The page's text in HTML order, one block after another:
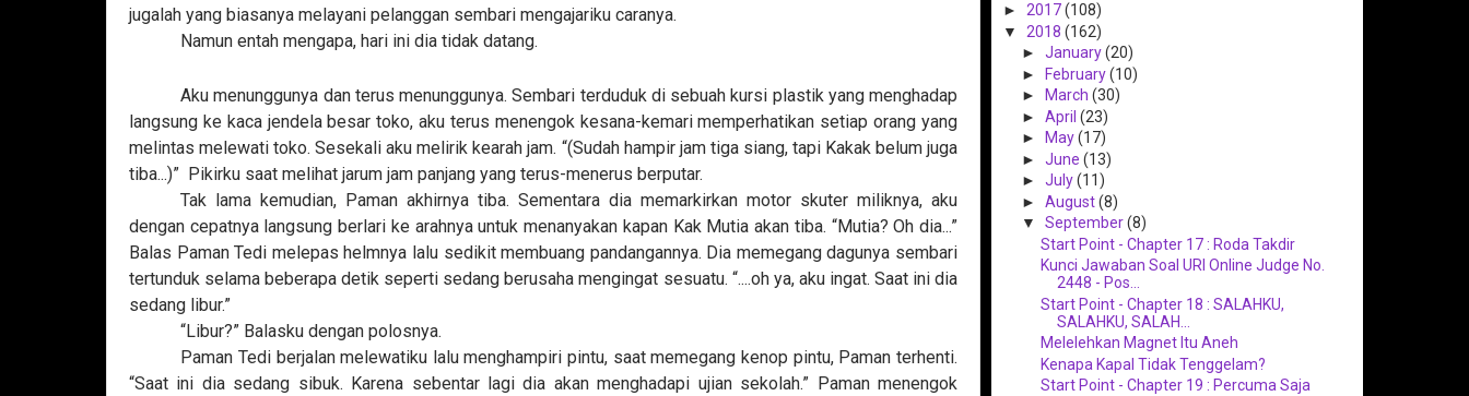
jugalah yang biasanya melayani pelanggan sembari mengajariku caranya.
Namun entah mengapa, hari ini dia tidak datang.
Aku menunggunya dan terus menunggunya. Sembari terduduk di sebuah kursi plastik yang menghadap
langsung ke kaca jendela besar toko, aku terus menengok kesana-kemari memperhatikan setiap orang yang
melintas melewati toko. Sesekali aku melirik kearah jam. “(Sudah hampir jam tiga siang, tapi Kakak belum juga
tiba...)” Pikirku saat melihat jarum jam panjang yang terus-menerus berputar.
Tak lama kemudian, Paman akhirnya tiba. Sementara dia memarkirkan motor skuter miliknya, aku
dengan cepatnya langsung berlari ke arahnya untuk menanyakan kapan Kak Mutia akan tiba. “Mutia? Oh dia...”
Balas Paman Tedi melepas helmnya lalu sedikit membuang pandangannya. Dia memegang dagunya sembari
tertunduk selama beberapa detik seperti sedang berusaha mengingat sesuatu. “....oh ya, aku ingat. Saat ini dia
sedang libur.”
“Libur?” Balasku dengan polosnya.
Paman Tedi berjalan melewatiku lalu menghampiri pintu, saat memegang kenop pintu, Paman terhenti.
“Saat ini dia sedang sibuk. Karena sebentar lagi dia akan menghadapi ujian sekolah.” Paman menengok
► 2017(108)
▼ 2018 (162)
► January(20)
► February(10)
►
March (30)
► April (23)
►
May(17)
► June (13)
► July(11)
► August(8)
▼ September(8)
Start Point - Chapter 17 : Roda Takdir
Kunci Jawaban Soal URI Online Judge No.
2448 - Pos...
Start Point - Chapter 18 : SALAHKU,
SALAHKU, SALAH...
Melelehkan Magnet Itu Aneh
Kenapa Kapal Tidak Tenggelam?
Start Point - Chapter 19 : Percuma Saja